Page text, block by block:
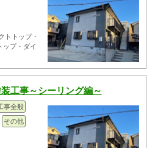
トトップ・
ップ・ダイ
工事～シーリング編～
事全般
その他